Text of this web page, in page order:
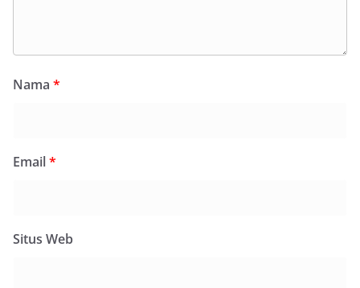
Nama *
Email*
Situs Web